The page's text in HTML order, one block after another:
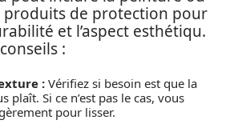
produits de protection pour
et l’aspect esthétiqu.
:
: Vérifiez si besoin est que la
plaît. Si ce n’est pas le cas, vous
pour lisser.